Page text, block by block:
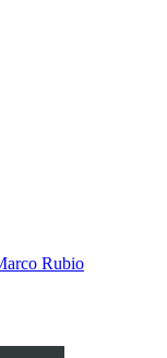
Rubio